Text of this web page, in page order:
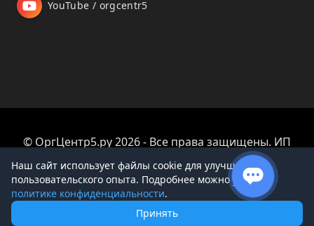
YouTube / orgcentr5
© ОргЦентр5.ру 2026 - Все права защищены. ИП
Царева Екатерина Владимировна
Наш сайт использует файлы cookie для улучшения
пользовательского опыта. Подробнее можно узнать в
политике конфиденциальности.
Принять